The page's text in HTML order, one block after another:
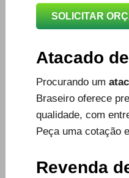
SOLICITAR
Atacado
Procurando um
Braseiro oferece
qualidade, com
Peça uma cotação
Revenda